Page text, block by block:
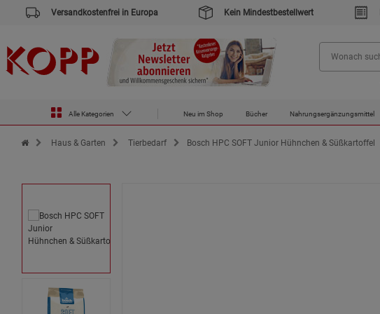
Versandkostenfrei in Europa Kein Mindestbestellwert
Alle Kategorien Neu im Shop Bücher Nahrungsergänzungsmittel
Zur Startseite des Kopp Verlag Online-Shop
Haus & Garten Tierbedarf Bosch HPC SOFT Junior Hühnchen & Süßkartoffel